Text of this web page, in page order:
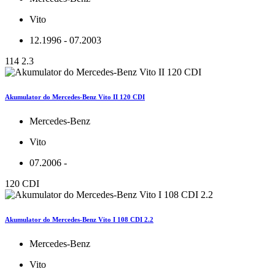
Vito
12.1996 - 07.2003
114 2.3
Akumulator do Mercedes-Benz Vito II 120 CDI
Mercedes-Benz
Vito
07.2006 -
120 CDI
Akumulator do Mercedes-Benz Vito I 108 CDI 2.2
Mercedes-Benz
Vito